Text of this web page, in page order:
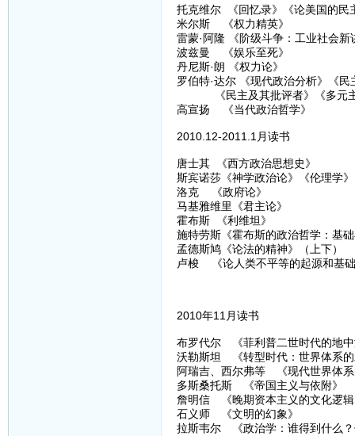
托克维尔 《回忆录》《论美国的民
米尔斯 《权力精英》
雷蒙·阿隆 《阶级斗争：工业社会新
波兹曼 《娱乐至死》
丹尼斯·朗 《权力论》
罗伯特·达尔 《现代政治分析》《民
《民主及其批评者》《多元主
高宣扬 《当代政治哲学》
2010.12-2011.1月读书
唐士其 《西方政治思想史》
斯宾诺莎《神学政治论》《伦理学
洛克 《政府论》
马基雅维里《君主论》
霍布斯 《利维坦》
施特劳斯《霍布斯的政治哲学：基
孟德斯鸠《论法的精神》（上下）
卢梭 《论人类不平等的起源和基
2010年11月读书
布罗代尔 《菲利普二世时代的地
沃勒斯坦 《转型时代：世界体系
阿瑞吉、西尔弗等 《现代世界体
多斯桑托斯 《帝国主义与依附》
詹明信 《晚期资本主义的文化逻
石义师 《文明的幻象》
拉斯韦尔 《政治学：谁得到什么